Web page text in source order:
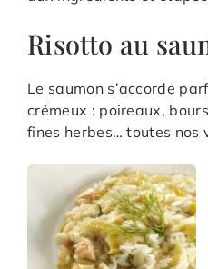
Risotto au
Le saumon s’accorde
crémeux : poireaux,
fines herbes… toutes nos